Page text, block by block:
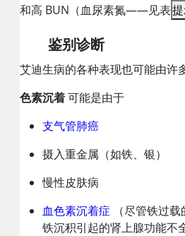
和高 BUN（血尿素氮——见表
鉴别诊断
艾迪生病的各种表现也可能由许
色素沉着可能是由于
支气管肺癌
摄入重金属（如铁、银）
慢性皮肤病
血色素沉着症 （尽管铁过
铁沉积引起的肾上腺功能不